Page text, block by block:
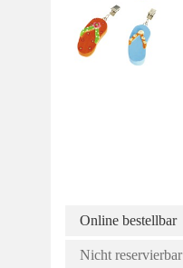
Online bestellbar
Nicht reservierbar